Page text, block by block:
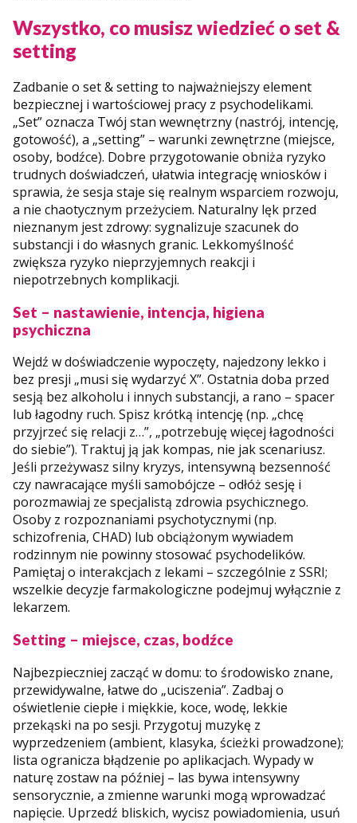
Wszystko, co musisz wiedzieć o set &
setting
Zadbanie o set & setting to najważniejszy element
bezpiecznej i wartościowej pracy z psychodelikami.
„Set” oznacza Twój stan wewnętrzny (nastrój, intencję,
gotowość), a „setting” – warunki zewnętrzne (miejsce,
osoby, bodźce). Dobre przygotowanie obniża ryzyko
trudnych doświadczeń, ułatwia integrację wniosków i
sprawia, że sesja staje się realnym wsparciem rozwoju,
a nie chaotycznym przeżyciem. Naturalny lęk przed
nieznanym jest zdrowy: sygnalizuje szacunek do
substancji i do własnych granic. Lekkomyślność
zwiększa ryzyko nieprzyjemnych reakcji i
niepotrzebnych komplikacji.
Set – nastawienie, intencja, higiena
psychiczna
Wejdź w doświadczenie wypoczęty, najedzony lekko i
bez presji „musi się wydarzyć X”. Ostatnia doba przed
sesją bez alkoholu i innych substancji, a rano – spacer
lub łagodny ruch. Spisz krótką intencję (np. „chcę
przyjrzeć się relacji z…”, „potrzebuję więcej łagodności
do siebie”). Traktuj ją jak kompas, nie jak scenariusz.
Jeśli przeżywasz silny kryzys, intensywną bezsenność
czy nawracające myśli samobójcze – odłóż sesję i
porozmawiaj ze specjalistą zdrowia psychicznego.
Osoby z rozpoznaniami psychotycznymi (np.
schizofrenia, CHAD) lub obciążonym wywiadem
rodzinnym nie powinny stosować psychodelików.
Pamiętaj o interakcjach z lekami – szczególnie z SSRI;
wszelkie decyzje farmakologiczne podejmuj wyłącznie z
lekarzem.
Setting – miejsce, czas, bodźce
Najbezpieczniej zacząć w domu: to środowisko znane,
przewidywalne, łatwe do „uciszenia”. Zadbaj o
oświetlenie ciepłe i miękkie, koce, wodę, lekkie
przekąski na po sesji. Przygotuj muzykę z
wyprzedzeniem (ambient, klasyka, ścieżki prowadzone);
lista ogranicza błądzenie po aplikacjach. Wypady w
naturę zostaw na później – las bywa intensywny
sensorycznie, a zmienne warunki mogą wprowadzać
napięcie. Uprzedź bliskich, wycisz powiadomienia, usuń